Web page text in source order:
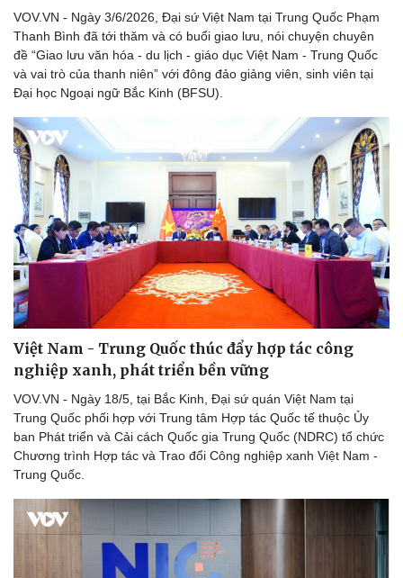
Thể thao
Bóng đá
Lịch thi đấu bóng đá
Ô tô - Xe máy
Ô tô
Xe máy
VOV.VN - Ngày 3/6/2026, Đại sứ Việt Nam tại Trung Quốc Phạm
Thanh Bình đã tới thăm và có buổi giao lưu, nói chuyện chuyên
đề “Giao lưu văn hóa - du lịch - giáo dục Việt Nam - Trung Quốc
và vai trò của thanh niên” với đông đảo giảng viên, sinh viên tại
Đại học Ngoại ngữ Bắc Kinh (BFSU).
Việt Nam - Trung Quốc thúc đẩy hợp tác công
nghiệp xanh, phát triển bền vững
VOV.VN - Ngày 18/5, tại Bắc Kinh, Đại sứ quán Việt Nam tại
Trung Quốc phối hợp với Trung tâm Hợp tác Quốc tế thuộc Ủy
ban Phát triển và Cải cách Quốc gia Trung Quốc (NDRC) tổ chức
Chương trình Hợp tác và Trao đổi Công nghiệp xanh Việt Nam -
Trung Quốc.